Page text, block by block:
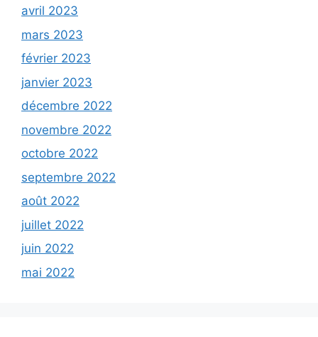
avril 2023
mars 2023
février 2023
janvier 2023
décembre 2022
novembre 2022
octobre 2022
septembre 2022
août 2022
juillet 2022
juin 2022
mai 2022